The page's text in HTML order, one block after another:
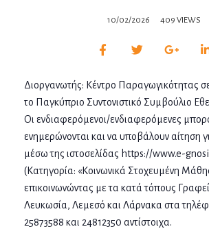
10/02/2026 409 VIEWS
Διοργανωτής: Κέντρο Παραγωγικότητας σε συνεργασία με
το Παγκύπριο Συντονιστικό Συμβούλιο
Οι ενδιαφερόμενοι/ενδιαφερόμενες
ενημερώνονται και να υποβάλουν αίτηση
μέσω της ιστοσελίδας https://www.e-
(Κατηγορία: «Κοινωνικά Στοχευμένη
επικοινωνώντας με τα κατά τόπους
Λευκωσία, Λεμεσό και Λάρνακα στα
25873588 και 24812350 αντίστοιχα.